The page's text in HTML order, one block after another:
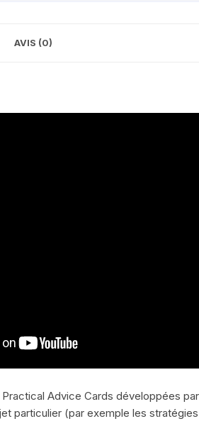
AVIS (0)
Advice Cards développées par
particulier (par exemple les